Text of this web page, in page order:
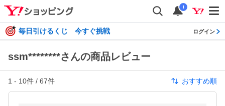
i
毎日引けるくじ 今すぐ挑戦 ログイン
ssm********さんの商品レビュー
1 - 10件 / 67件 おすすめ順